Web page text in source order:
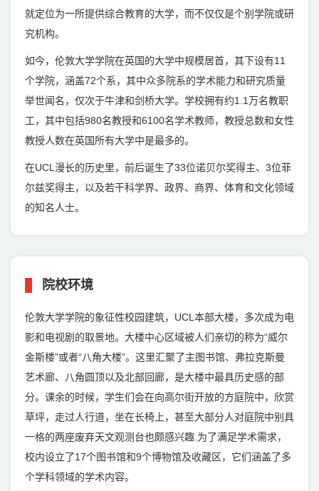
就定位为一所提供综合教育的大学，而不仅仅是个别学院或研
究机构。
如今，伦敦大学学院在英国的大学中规模居首，其下设有11
个学院，涵盖72个系，其中众多院系的学术能力和研究质量
举世闻名，仅次于牛津和剑桥大学。学校拥有约1.1万名教职
工，其中包括980名教授和6100名学术教师，教授总数和女性
教授人数在英国所有大学中是最多的。
在UCL漫长的历史里，前后诞生了33位诺贝尔奖得主、3位菲
尔兹奖得主，以及若干科学界、政界、商界、体育和文化领域
的知名人士。
院校环境
伦敦大学学院的象征性校园建筑，UCL本部大楼，多次成为电
影和电视剧的取景地。大楼中心区域被人们亲切的称为“威尔
金斯楼”或者“八角大楼”。这里汇聚了主图书馆、弗拉克斯曼
艺术廊、八角圆顶以及北部回廊，是大楼中最具历史感的部
分。课余的时候，学生们会在向高尔街开放的方庭院中，欣赏
草坪，走过人行道，坐在长椅上，甚至大部分人对庭院中别具
一格的两座废弃天文观测台也颇感兴趣.为了满足学术需求，
校内设立了17个图书馆和9个博物馆及收藏区，它们涵盖了多
个学科领域的学术内容。